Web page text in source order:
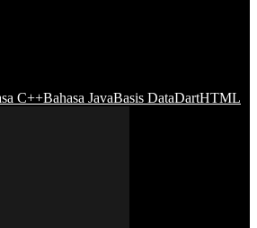
C++Bahasa JavaBasis DataDartHTML